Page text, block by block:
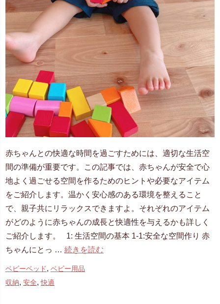
赤ちゃんとの快適な時間を過ごすためには、適切な生活空
間の準備が重要です。この記事では、赤ちゃんが安全で心
地よく過ごせる空間を作るためのヒントや必要なアイテム
をご紹介します。温かく安心感のある環境を整えること
で、親子共にリラックスできますよ。それぞれのアイテム
がどのように赤ちゃんの成長と快適性を与えるかも詳しく
ご紹介します。 1: 生活空間の基本 1-1:安全な空間作り 赤
ちゃんにとっ … 続きを読む
ベビーベッド, ベビー用品
収納, 安全,快適